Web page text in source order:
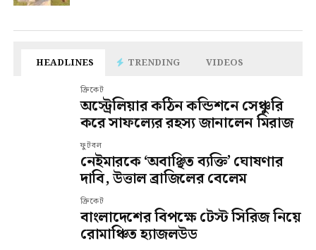
HEADLINES TRENDING VIDEOS
ক্রিকেট
অস্ট্রেলিয়ার কঠিন কন্ডিশনে সেঞ্চুরি
করে সাফল্যের রহস্য জানালেন মিরাজ
ফুটবল
নেইমারকে ‘অবাঞ্ছিত ব্যক্তি’ ঘোষণার
দাবি, উত্তাল ব্রাজিলের বেলেম
ক্রিকেট
বাংলাদেশের বিপক্ষে টেস্ট সিরিজ নিয়ে
রোমাঞ্চিত হ্যাজলউড